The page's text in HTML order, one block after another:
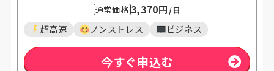
通常価格3,370円 /日
超高速 ノンストレス ビジネス
今すぐ申込む